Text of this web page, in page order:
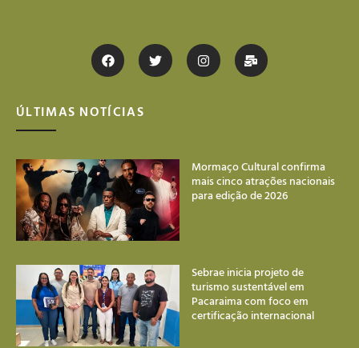
ÚLTIMAS NOTÍCIAS
Mormaço Cultural confirma
mais cinco atrações nacionais
para edição de 2026
Sebrae inicia projeto de
turismo sustentável em
Pacaraima com foco em
certificação internacional